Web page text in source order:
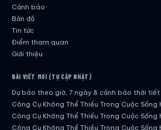
Cảnh báo
Bản đồ
Tin tức
Điểm tham quan
Giới thiệu
BÀI VIẾT MỚI (TỰ CẬP NHẬT)
Dự báo theo giờ, 7 ngày & cảnh báo thời
Công Cụ Không Thể Thiếu Trong Cuộc Sống
Công Cụ Không Thể Thiếu Trong Cuộc Sống
Công Cụ Không Thể Thiếu Trong Cuộc Sống